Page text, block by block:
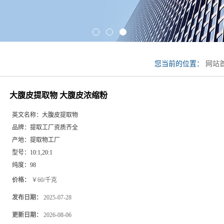
您当前的位置： 网站
大腹皮提取物 大腹皮浓缩粉
英文名称： 大腹皮提取物
品牌： 提取工厂资质齐全
产地： 提取物工厂
型号： 10:1,20:1
纯度： 98
价格： ￥60/千克
发布日期： 2025-07-28
更新日期： 2026-08-06